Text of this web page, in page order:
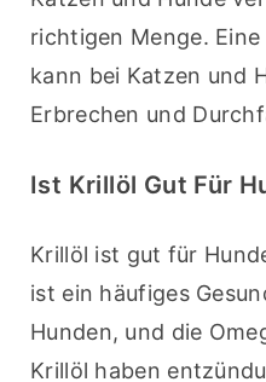
richtigen Menge.
kann bei Katzen und
Erbrechen und
Ist Krillöl Gut Für
Krillöl ist gut für
ist ein häufiges
Hunden, und die
Krillöl haben